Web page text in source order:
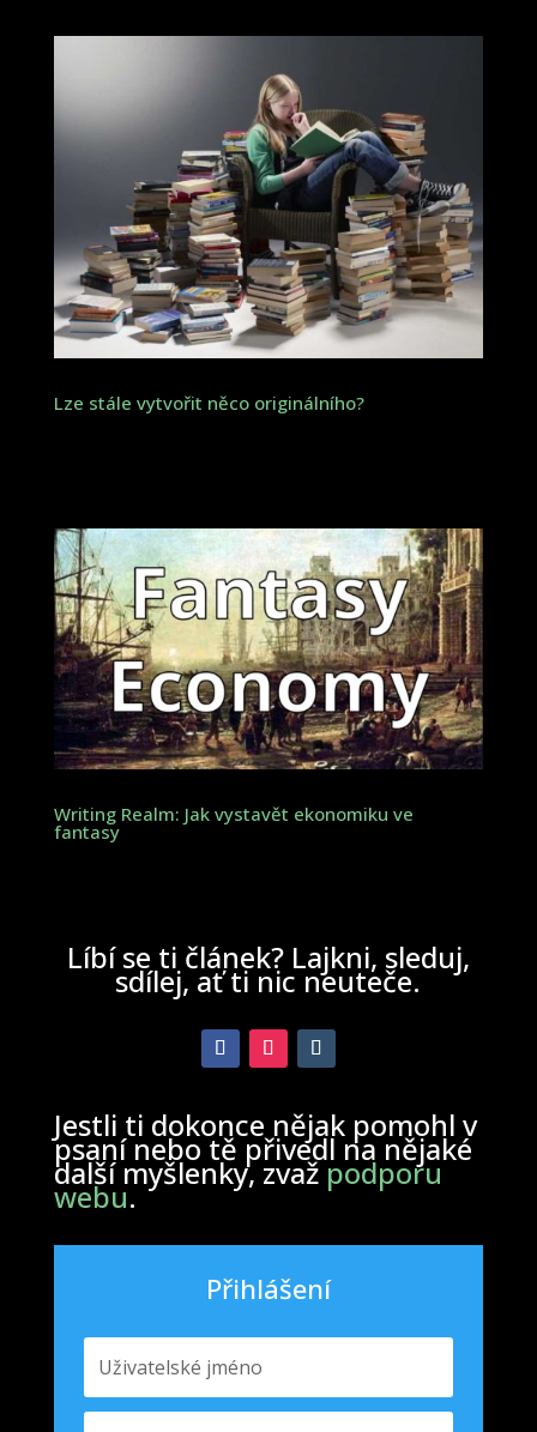
Lze stále vytvořit něco originálního?
Writing Realm: Jak vystavět ekonomiku ve
fantasy
Líbí se ti článek? Lajkni, sleduj,
sdílej, ať ti nic neuteče.
Jestli ti dokonce nějak pomohl v
psaní nebo tě přivedl na nějaké
další myšlenky, zvažpodporu
webu.
Přihlášení